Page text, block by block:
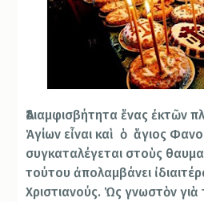
Ἀδιαμφισβήτητα ἕνας ἐκτῶν
Ἁγίων εἶναι καὶ ὁ ἅγιος
συγκαταλέγεται στοὺς
τούτου ἀπολαμβάνει
Χριστιανούς. Ὡς γνωστὸν γιὰ